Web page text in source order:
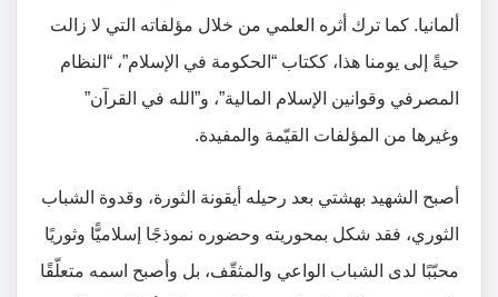
ألمانيا. كما ترك أثره العلمي من خلال مؤلفاته التي لا زالت
حيةً إلى يومنا هذا، ككتاب “الحكومة في الإسلام”، “النظام
المصرفي وقوانين الإسلام المالية”، و”الله في القرآن”
وغيرها من المؤلفات القيّمة والمفيدة.
أصبح الشهيد بهشتي بعد رحيله أيقونة الثورة، وقدوة الشباب
الثوري، فقد شكل بمحوريته وحضوره نموذجًا إسلاميًّا وثوريًا
محبّبًا لدى الشباب الواعي والمثقّف، بل وأصبح اسمه متعلّقًا